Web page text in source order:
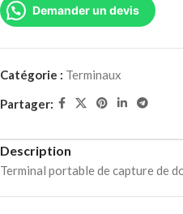
Demander un devis
Catégorie : Terminaux
Partager:
Description
Terminal portable de capture de